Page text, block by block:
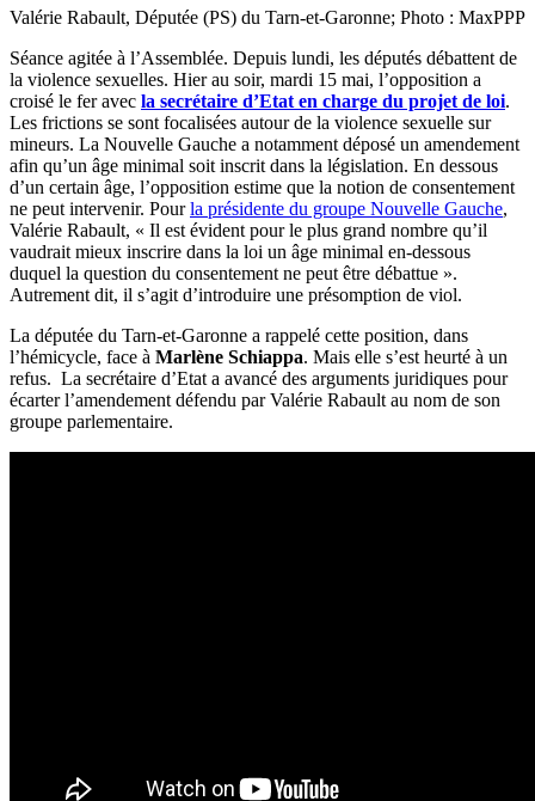
Valérie Rabault, Députée (PS) du Tarn-et-Garonne; Photo : MaxPPP
Séance agitée à l’Assemblée. Depuis lundi, les députés débattent de
la violence sexuelles. Hier au soir, mardi 15 mai, l’opposition a
croisé le fer avec la secrétaire d’Etat en charge du projet de loi.
Les frictions se sont focalisées autour de la violence sexuelle sur
mineurs. La Nouvelle Gauche a notamment déposé un amendement
afin qu’un âge minimal soit inscrit dans la législation. En dessous
d’un certain âge, l’opposition estime que la notion de consentement
ne peut intervenir. Pourla présidente du groupe Nouvelle Gauche,
Valérie Rabault, « Il est évident pour le plus grand nombre qu’il
vaudrait mieux inscrire dans la loi un âge minimal en-dessous
duquel la question du consentement ne peut être débattue ».
Autrement dit, il s’agit d’introduire une présomption de viol.
La députée du Tarn-et-Garonne a rappelé cette position, dans
l’hémicycle, face à Marlène Schiappa. Mais elle s’est heurté à un
refus. La secrétaire d’Etat a avancé des arguments juridiques pour
écarter l’amendement défendu par Valérie Rabault au nom de son
groupe parlementaire.